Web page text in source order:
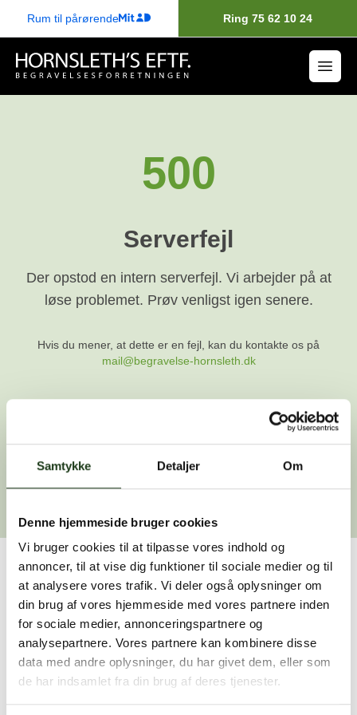
Samtykke Detaljer Om
Denne hjemmeside bruger cookies
Vi bruger cookies til at tilpasse vores indhold og
annoncer, til at vise dig funktioner til sociale medier og til
at analysere vores trafik. Vi deler også oplysninger om
din brug af vores hjemmeside med vores partnere inden
for sociale medier, annonceringspartnere og
analysepartnere. Vores partnere kan kombinere disse
data med andre oplysninger, du har givet dem, eller som
de har indsamlet fra din brug af deres tjenester.
Rum til pårørende Ring 75 62 10 24
500
Serverfejl
Der opstod en intern serverfejl. Vi arbejder på at
løse problemet. Prøv venligst igen senere.
Hvis du mener, at dette er en fejl, kan du kontakte os på
mail@begravelse-hornsleth.dk
Gå tilbage
Har du brug for hjælp?
Vi er her for at hjælpe dig. Du er velkommen til at kontakte
os, hvis du har spørgsmål eller brug for assistance.
59 45 10 14
Find nærmeste afdeling